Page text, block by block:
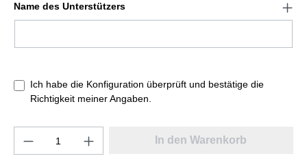
Name des Unterstützers
Ich habe die Konfiguration überprüft und bestätige die
Richtigkeit meiner Angaben.
In den Warenkorb